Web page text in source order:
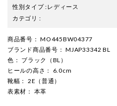
性別タイプ:レディース
カテゴリ :
商品番号 ： MO445BW04377
ブランド商品番号 ： MJAP33342 BL
色 ： ブラック（BL）
ヒールの高さ ： 6.0cm
靴幅 ： 2E（普通）
表素材 ： 本革